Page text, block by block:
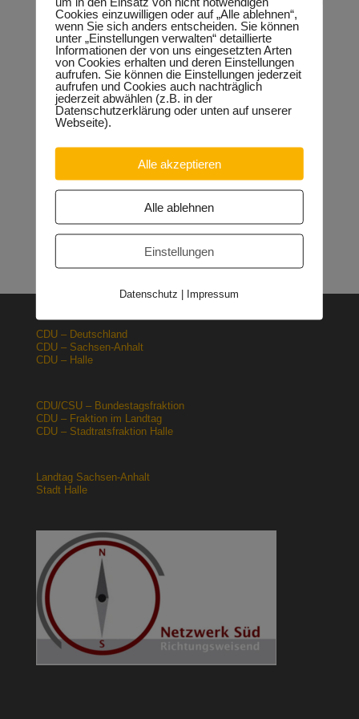
müssen“, so Keindorf abschließend.
Neueste Beiträge
Sondervermögen für die Europachaussee richtige
Entscheidung! 30.04.2026
26.03.2026
Orgacid-Altlasten: Bund und Land mit in der Verantwortung
15.02.2026
Halle: Sondervermögen Infrastruktur für die Europachaussee
Lehrpläne: Grundsteine für spätere Ausbildung werden in der
Grundschule gelegt
CDU – Deutschland
CDU – Sachsen-Anhalt
CDU – Halle
CDU/CSU – Bundestagsfraktion
CDU – Fraktion im Landtag
CDU – Stadtratsfraktion Halle
Landtag Sachsen-Anhalt
Stadt Halle
Cookies einzuwilligen oder auf „Alle ablehnen“,
wenn Sie sich anders entscheiden. Sie können
unter „Einstellungen verwalten“ detaillierte
Informationen der von uns eingesetzten Arten
von Cookies erhalten und deren Einstellungen
aufrufen. Sie können die Einstellungen jederzeit
aufrufen und Cookies auch nachträglich
jederzeit abwählen (z.B. in der
Datenschutzerklärung oder unten auf unserer
Webseite).
Alle akzeptieren
Alle ablehnen
Einstellungen
Datenschutz | Impressum